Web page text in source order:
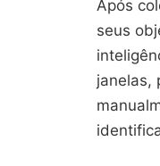
Após
seus
janelas,